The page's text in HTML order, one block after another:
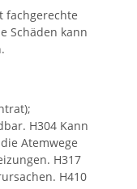
fachgerechte
Schäden kann
H304 Kann
Atemwege
H317
H410